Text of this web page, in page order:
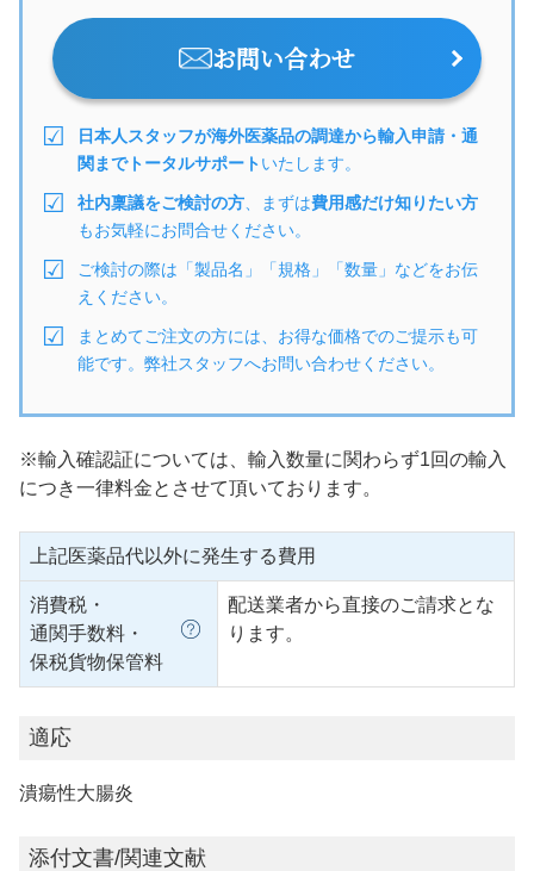
お問い合わせ
日本人スタッフが海外医薬品の調達から輸入申請・通
関までトータルサポートいたします。
社内稟議をご検討の方 、まずは費用感だけ知りたい方
もお気軽にお問合せください。
ご検討の際は「製品名」「規格」「数量」などをお伝
えください。
まとめてご注文の方には、お得な価格でのご提示も可
能です。弊社スタッフへお問い合わせください。
※輸入確認証については、輸入数量に関わらず1回の輸入
につき一律料金とさせて頂いております。
上記医薬品代以外に発生する費用
消費税・
通関手数料・
保税貨物保管料
配送業者から直接のご請求とな
ります。
適応
潰瘍性大腸炎
添付文書/関連文献